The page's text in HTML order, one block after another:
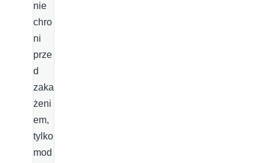
nie
chro
ni
prze
d
zaka
żeni
em,
tylko
mod